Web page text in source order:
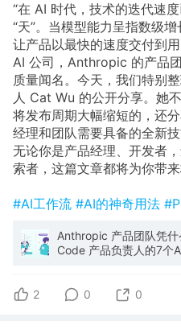
“在 AI 时代，技术的迭代速
“天”。当模型能力呈指数级
让产品以最快的速度交付到
AI 公司，Anthropic 的产品
质量闻名。今天，我们特别
人 Cat Wu 的公开分享。她
将发布周期大幅缩短的，还
经理和团队需要具备的全新技
无论你是产品经理、开发者
索者，这篇文章都将为你带
#AI工作流 #AI的神奇用法
Anthropic 产品团队凭
Code 产品负责人的7个
2 0 0